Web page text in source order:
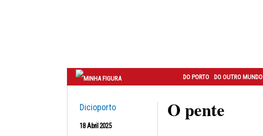
DO PORTO DO OUTRO MUNDO
Dicioporto
18 Abril 2025
O pente